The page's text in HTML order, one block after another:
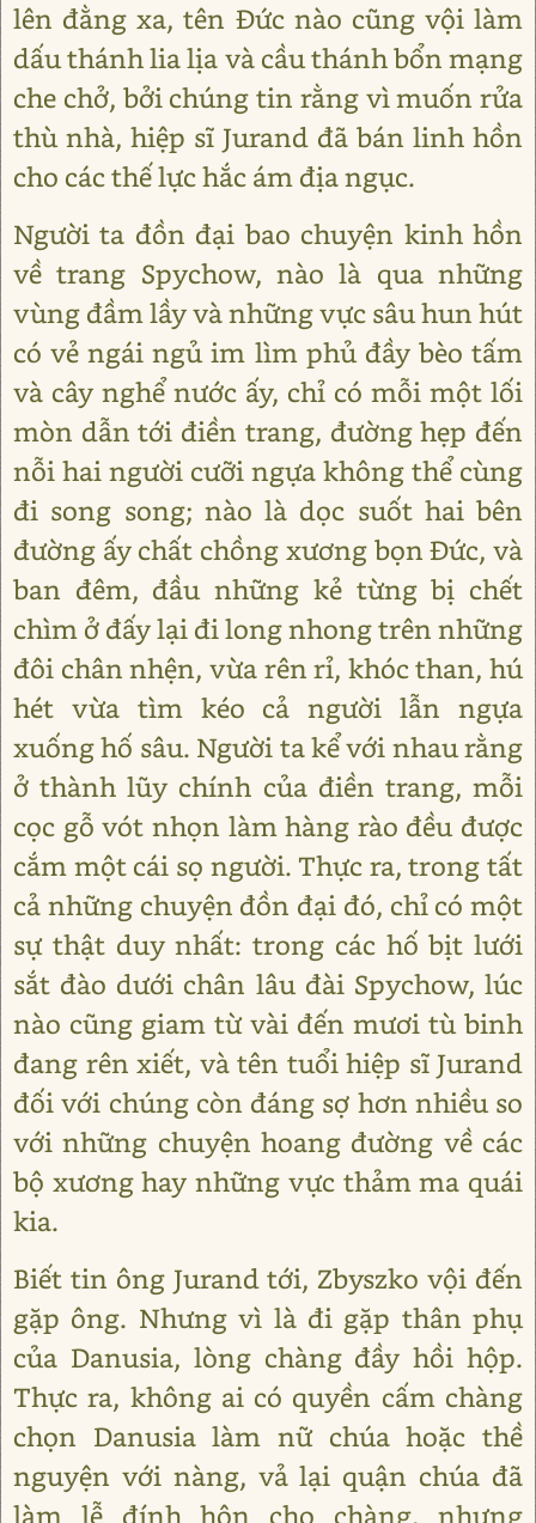
lên đằng xa, tên Đức nào cũng vội làm
dấu thánh lia lịa và cầu thánh bổn mạng
che chở, bởi chúng tin rằng vì muốn rửa
thù nhà, hiệp sĩ Jurand đã bán linh hồn
cho các thế lực hắc ám địa ngục.
Người ta đồn đại bao chuyện kinh hồn
về trang Spychow, nào là qua những
vùng đầm lầy và những vực sâu hun hút
có vẻ ngái ngủ im lìm phủ đầy bèo tấm
và cây nghể nước ấy, chỉ có mỗi một lối
mòn dẫn tới điền trang, đường hẹp đến
nỗi hai người cưỡi ngựa không thể cùng
đi song song; nào là dọc suốt hai bên
đường ấy chất chồng xương bọn Đức, và
ban đêm, đầu những kẻ từng bị chết
chìm ở đấy lại đi long nhong trên những
đôi chân nhện, vừa rên rỉ, khóc than, hú
hét vừa tìm kéo cả người lẫn ngựa
xuống hố sâu. Người ta kể với nhau rằng
ở thành lũy chính của điền trang, mỗi
cọc gỗ vót nhọn làm hàng rào đều được
cắm một cái sọ người. Thực ra, trong tất
cả những chuyện đồn đại đó, chỉ có một
sự thật duy nhất: trong các hố bịt lưới
sắt đào dưới chân lâu đài Spychow, lúc
nào cũng giam từ vài đến mươi tù binh
đang rên xiết, và tên tuổi hiệp sĩ Jurand
đối với chúng còn đáng sợ hơn nhiều so
với những chuyện hoang đường về các
bộ xương hay những vực thảm ma quái
kia.
Biết tin ông Jurand tới, Zbyszko vội đến
gặp ông. Nhưng vì là đi gặp thân phụ
của Danusia, lòng chàng đầy hồi hộp.
Thực ra, không ai có quyền cấm chàng
chọn Danusia làm nữ chúa hoặc thề
nguyện với nàng, vả lại quận chúa đã
làm lễ đính hôn cho chàng, nhưng